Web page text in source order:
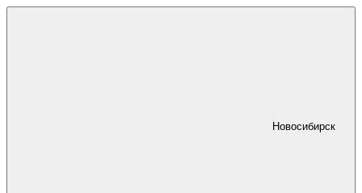
Новосибирск